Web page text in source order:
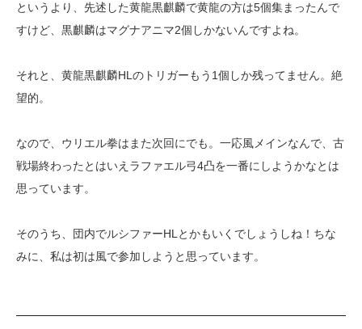
というより、先述した黄龍黒麒麟で黄龍の方は5個集まったんで
すけど、黒麒麟はマグナアニマ2個しかないんですよね。
それと、黄龍黒麒麟HLのトリガーもう1個しか残ってません。絶
望的。
なので、ウリエル拳はまた次回にでも。一応風メインなんで、古
戦場終わったとはいえラファエル弓4凸を一番にしようかなとは
思っています。
そのうち、団内でルシファーHLとかもいくでしょうしね！ちな
みに、私は初は風で参加しようと思っています。